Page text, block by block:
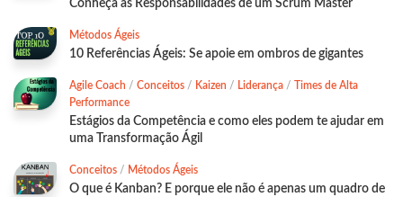
Conheça as Responsabilidades de um Scrum Master
Métodos Ágeis
10 Referências Ágeis: Se apoie em ombros de gigantes
Agile Coach / Conceitos / Kaizen / Liderança /
Times de Alta
Performance
Estágios da Competência e como eles podem te ajudar em
uma Transformação Ágil
Conceitos / Métodos Ágeis
O que é Kanban? E porque ele não é apenas um quadro de